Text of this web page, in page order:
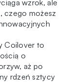
wzrok, ale
czego możesz
Coilover to
o
aż po
rdzeń sztycy